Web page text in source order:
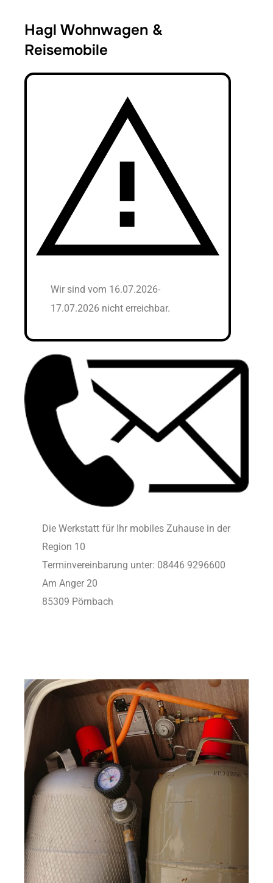
Hagl Wohnwagen &
Reisemobile
Wir sind vom 16.07.2026-
17.07.2026 nicht erreichbar.
Die Werkstatt für Ihr mobiles Zuhause in der
Region 10
Terminvereinbarung unter: 08446 9296600
Am Anger 20
85309 Pörnbach